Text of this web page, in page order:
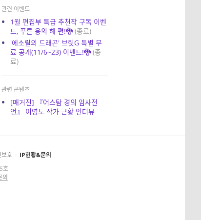
관련 이벤트
1월 편집부 특급 추천작 구독 이벤
트, 푸른 용의 해 편!🐉(종료)
'에소릴의 드래곤' 브릿G 특별 무
료 공개(11/6~23) 이벤트!🐉(종
료)
관련 콘텐츠
[매거진] 『어스탐 경의 임사전
언』 이영도 작가 근황 인터뷰
호 · IP현황&문의
호
의